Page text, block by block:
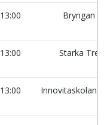
13:00 Bryngan
13:00 Starka
13:00 Innovitaskolan